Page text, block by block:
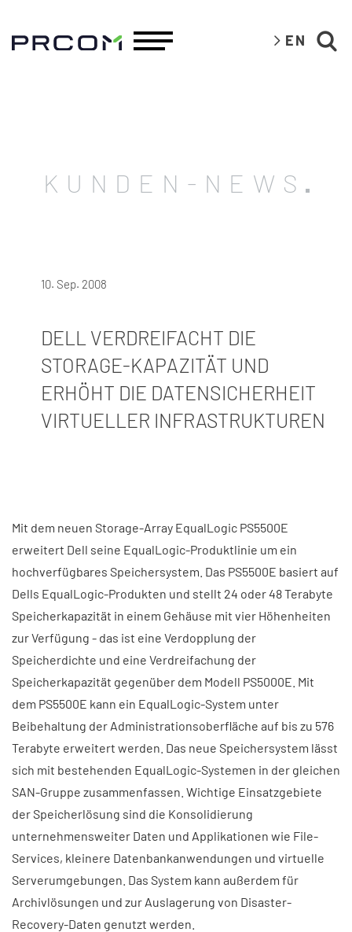
EN
KUNDEN-NEWS
10. Sep. 2008
DELL VERDREIFACHT DIE
STORAGE-KAPAZITÄT UND
ERHÖHT DIE DATENSICHERHEIT
VIRTUELLER INFRASTRUKTUREN
Mit dem neuen Storage-Array EqualLogic PS5500E
erweitert Dell seine EqualLogic-Produktlinie um ein
hochverfügbares Speichersystem. Das PS5500E basiert auf
Dells EqualLogic-Produkten und stellt 24 oder 48 Terabyte
Speicherkapazität in einem Gehäuse mit vier Höhenheiten
zur Verfügung - das ist eine Verdopplung der
Speicherdichte und eine Verdreifachung der
Speicherkapazität gegenüber dem Modell PS5000E. Mit
dem PS5500E kann ein EqualLogic-System unter
Beibehaltung der Administrationsoberfläche auf bis zu 576
Terabyte erweitert werden. Das neue Speichersystem lässt
sich mit bestehenden EqualLogic-Systemen in der gleichen
SAN-Gruppe zusammenfassen. Wichtige Einsatzgebiete
der Speicherlösung sind die Konsolidierung
unternehmensweiter Daten und Applikationen wie File-
Services, kleinere Datenbankanwendungen und virtuelle
Serverumgebungen. Das System kann außerdem für
Archivlösungen und zur Auslagerung von Disaster-
Recovery-Daten genutzt werden.